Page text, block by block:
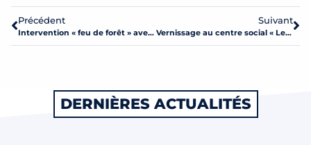
Précédent
Intervention « feu de forêt » avec les Cadets de la Sécurité
Suivant
Vernissage au centre social « Les Possibles »
DERNIÈRES ACTUALITÉS